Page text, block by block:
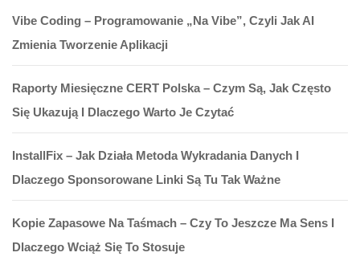
Vibe Coding – Programowanie „na Vibe”, Czyli Jak AI
Zmienia Tworzenie Aplikacji
Raporty Miesięczne CERT Polska – Czym Są, Jak Często
Się Ukazują I Dlaczego Warto Je Czytać
InstallFix – Jak Działa Metoda Wykradania Danych I
Dlaczego Sponsorowane Linki Są Tu Tak Ważne
Kopie Zapasowe Na Taśmach – Czy To Jeszcze Ma Sens I
Dlaczego Wciąż Się To Stosuje